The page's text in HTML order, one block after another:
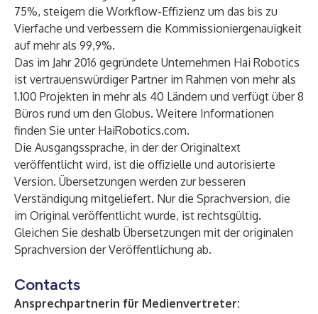
75%, steigern die Workflow-Effizienz um das bis zu
Vierfache und verbessern die Kommissioniergenauigkeit
auf mehr als 99,9%.
Das im Jahr 2016 gegründete Unternehmen Hai Robotics
ist vertrauenswürdiger Partner im Rahmen von mehr als
1.100 Projekten in mehr als 40 Ländern und verfügt über 8
Büros rund um den Globus. Weitere Informationen
finden Sie unter HaiRobotics.com.
Die Ausgangssprache, in der der Originaltext
veröffentlicht wird, ist die offizielle und autorisierte
Version. Übersetzungen werden zur besseren
Verständigung mitgeliefert. Nur die Sprachversion, die
im Original veröffentlicht wurde, ist rechtsgültig.
Gleichen Sie deshalb Übersetzungen mit der originalen
Sprachversion der Veröffentlichung ab.
Contacts
Ansprechpartnerin für Medienvertreter: